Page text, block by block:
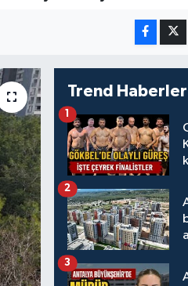
Trend Haberler
1
2
3